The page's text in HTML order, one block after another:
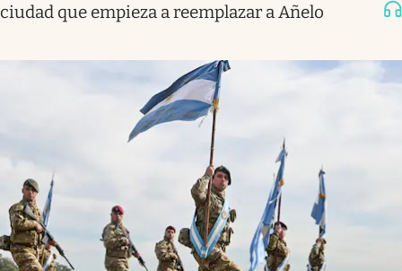
ciudad que empieza a reemplazar a Añelo